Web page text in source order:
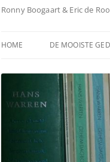
Ronny Boogaart & Eric de
HOME DE MOOISTE